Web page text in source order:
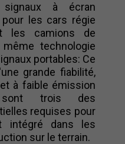
à écran
pour les cars régie
les camions de
technologie
portables: Ce
grande fiabilité,
à faible émission
trois des
requises pour
intégré dans les
sur le terrain.